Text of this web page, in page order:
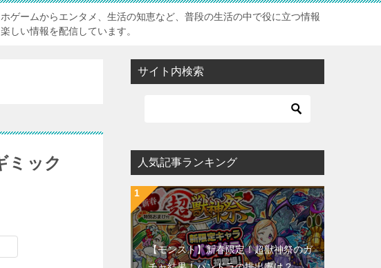
ゲームからエンタメ、生活の知恵など、普段の生活の中で役に立つ情報
しい情報を配信しています。
ミック
サイト内検索
人気記事ランキング
【モンスト】新春限定！超獣神祭のガ